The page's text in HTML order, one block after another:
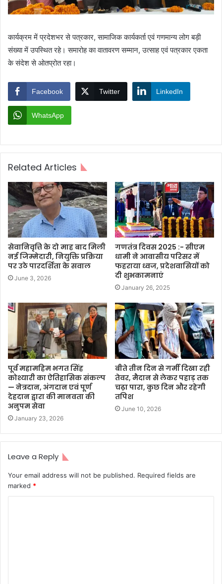
कार्यक्रम में प्रदेशभर से पत्रकार, सामाजिक कार्यकर्ता एवं गणमान्य लोग बड़ी
संख्या में उपस्थित रहे। समारोह का वातावरण सम्मान, उत्साह एवं पत्रकार एकता
के संदेश से ओतप्रोत रहा।
Facebook Twitter LinkedIn
WhatsApp
Related Articles
सेवानिवृत्ति के दो माह बाद मिली
नई जिम्मेदारी, नियुक्ति प्रक्रिया
पर उठे पारदर्शिता के सवाल
June 3, 2026
गणतंत्र दिवस 2025 :- सीएम
धामी ने आवासीय परिसर में
फहराया ध्वज, प्रदेशवासियों को
दी शुभकामनाएं
January 26, 2025
पूर्व महामहिम भगत सिंह
कोश्यारी का ऐतिहासिक संकल्प
— नेत्रदान, अंगदान एवं पूर्ण
देहदान द्वारा की मानवता की
अनुपम सेवा
January 23, 2026
बीते तीन दिन से गर्मी दिखा रही
तेवर, मैदान से लेकर पहाड़ तक
चढ़ा पारा, कुछ दिन और रहेगी
तपिश
June 10, 2026
Leave a Reply
Your email address will not be published. Required fields are
marked *